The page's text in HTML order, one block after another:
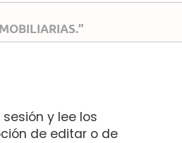
y lee los
de editar o de